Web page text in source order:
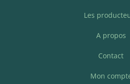
Les
A propos
Contact
Mon